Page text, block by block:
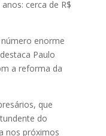
cerca de R$
enorme
Paulo
a reforma da
que
do
nos próximos